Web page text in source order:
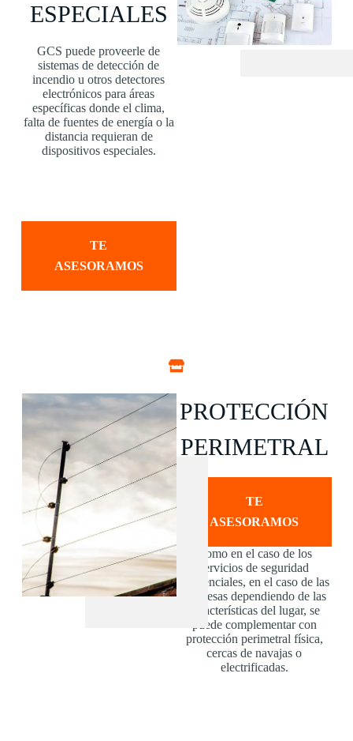
ESPECIALES
GCS puede proveerle de
sistemas de detección de
incendio u otros detectores
electrónicos para áreas
específicas donde el clima,
falta de fuentes de energía o la
distancia requieran de
dispositivos especiales.
TE
ASESORAMOS
PROTECCIÓN
PERIMETRAL
TE
ASESORAMOS
Como en el caso de los
servicios de seguridad
residenciales, en el caso de las
empresas dependiendo de las
características del lugar, se
puede complementar con
protección perimetral física,
cercas de navajas o
electrificadas.